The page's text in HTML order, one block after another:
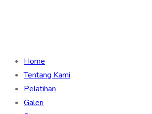
Home
Tentang Kami
Pelatihan
Galeri